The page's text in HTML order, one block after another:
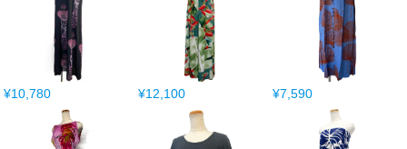
¥10,780 ¥12,100 ¥7,590